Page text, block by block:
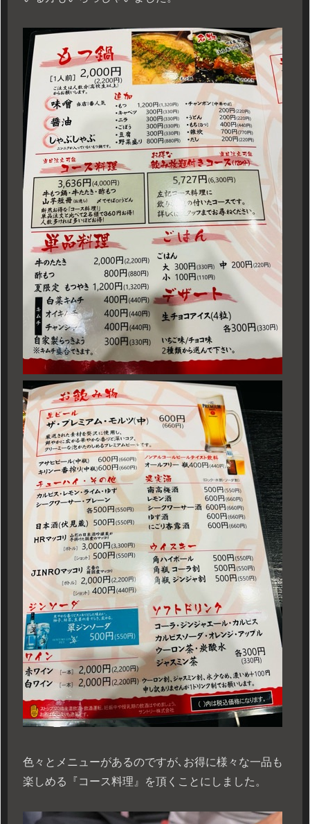
色々とメニューがあるのですが､お得に様々な一品も
楽しめる『コース料理』を頂くことにしました。